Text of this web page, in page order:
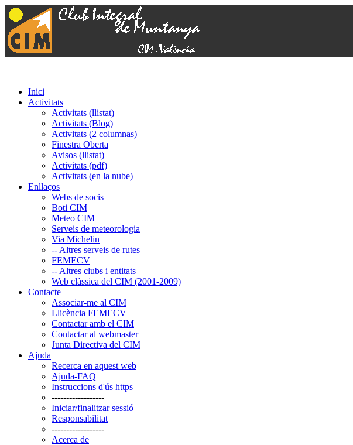
Inici
Activitats
Activitats (llistat)
Activitats (Blog)
Activitats (2 columnas)
Finestra Oberta
Avisos (llistat)
Activitats (pdf)
Activitats (en la nube)
Enllaços
Webs de socis
Boti CIM
Meteo CIM
Serveis de meteorologia
Via Michelin
-- Altres serveis de rutes
FEMECV
-- Altres clubs i entitats
Web clàssica del CIM (2001-2009)
Contacte
Associar-me al CIM
Llicència FEMECV
Contactar amb el CIM
Contactar al webmaster
Junta Directiva del CIM
Ajuda
Recerca en aquest web
Ajuda-FAQ
Instruccions d'ús https
------------------
Iniciar/finalitzar sessió
Responsabilitat
------------------
Acerca de